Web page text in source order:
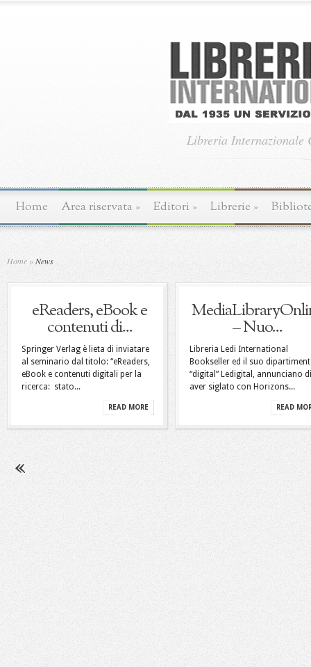
Libreria Internazionale
Home Area riservata » Editori » Librerie »
Home »News
eReaders, eBook e
contenuti di...
Springer Verlag è lieta di inviatare
al seminario dal titolo: “eReaders,
eBook e contenuti digitali per la
ricerca: stato...
READ MORE
– Nuo...
Libreria Ledi International
Bookseller ed il suo
“digital” Ledigital, annunciano di
aver siglato con Horizons...
READ